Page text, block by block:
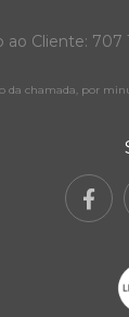
ao Cliente: 707
da chamada, por